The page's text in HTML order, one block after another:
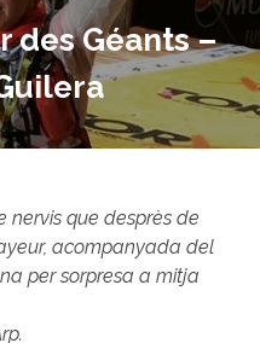
des Géants –
que desprès de
acompanyada del
per sorpresa a mitja